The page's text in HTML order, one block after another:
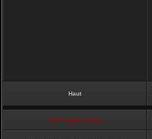
Haut
Club Supra France